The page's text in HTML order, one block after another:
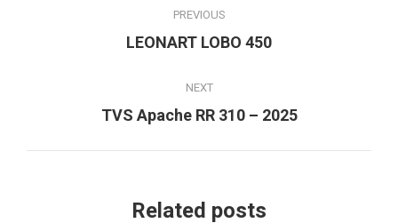
navigation
PREVIOUS
Previous
LEONART LOBO 450
NEXT
Next
TVS Apache RR 310 – 2025
Related posts